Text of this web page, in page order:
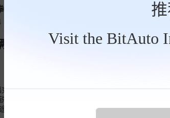
Visit the BitAuto
被埋没的好车。 途胜 2025款 途
斯空间实在是太小，而且也开了9年多了，所以最
际，昂科威S，威兰达，荣放，唯独从来没去看过
胜L，瞬间要我眼前一亮，这样我的购车名单中 查